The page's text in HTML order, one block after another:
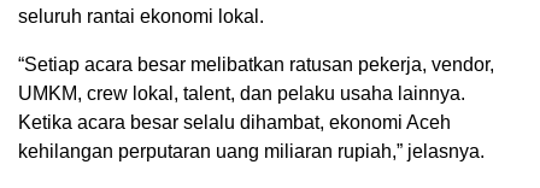
seluruh rantai ekonomi lokal.
“Setiap acara besar melibatkan ratusan pekerja, vendor,
UMKM, crew lokal, talent, dan pelaku usaha lainnya.
Ketika acara besar selalu dihambat, ekonomi Aceh
kehilangan perputaran uang miliaran rupiah,” jelasnya.